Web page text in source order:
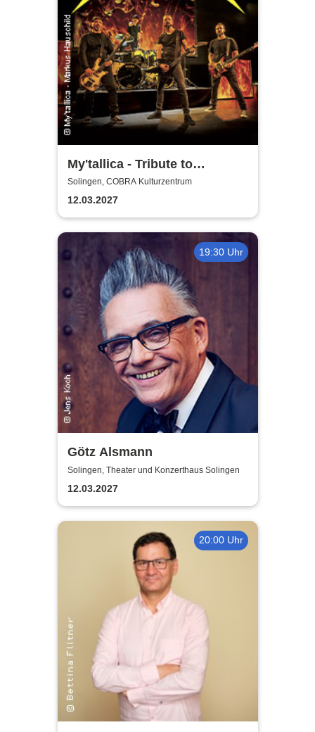
My'tallica - Tribute to
Metallica
Solingen, COBRA Kulturzentrum
12.03.2027
19:30 Uhr
Götz Alsmann
Solingen, Theater und Konzerthaus Solingen
12.03.2027
20:00 Uhr